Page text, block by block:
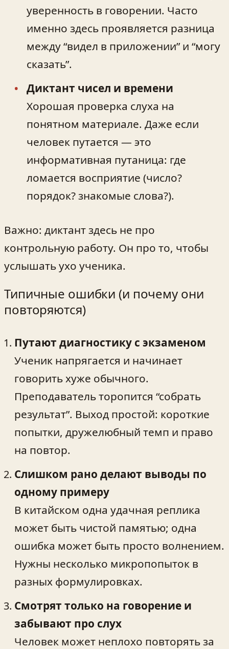
уверенность в говорении. Часто
именно здесь проявляется разница
между “видел в приложении” и “могу
сказать”.
Диктант чисел и времени
Хорошая проверка слуха на
понятном материале. Даже если
человек путается — это
информативная путаница: где
ломается восприятие (число?
порядок? знакомые слова?).
Важно: диктант здесь не про
контрольную работу. Он про то, чтобы
услышать ухо ученика.
Типичные ошибки (и почему они
повторяются)
Путают диагностику с экзаменом
Ученик напрягается и начинает
говорить хуже обычного.
Преподаватель торопится “собрать
результат”. Выход простой: короткие
попытки, дружелюбный темп и право
на повтор.
Слишком рано делают выводы по
одному примеру
В китайском одна удачная реплика
может быть чистой памятью; одна
ошибка может быть просто волнением.
Нужны несколько микропопыток в
разных формулировках.
Смотрят только на говорение и
забывают про слух
Человек может неплохо повторять за